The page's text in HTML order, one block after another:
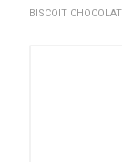
BISCOIT